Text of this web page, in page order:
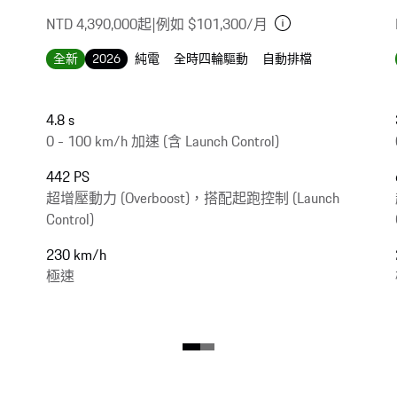
NTD 4,390,000起|例如 $101,300/月
全新 2026 純電 全時四輪驅動 自動排檔
4.8 s
0 - 100 km/h 加速 (含 Launch Control)
442 PS
超增壓動力 (Overboost)，搭配起跑控制 (Launch
Control)
230 km/h
極速